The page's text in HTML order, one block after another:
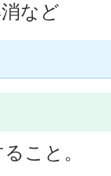
など
こと。